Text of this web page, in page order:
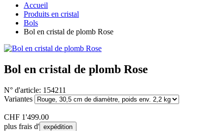
Accueil
Produits en cristal
Bols
Bol en cristal de plomb Rose
Bol en cristal de plomb Rose
N° d'article: 154211
Variantes
CHF 1'499.00
plus frais d' expédition